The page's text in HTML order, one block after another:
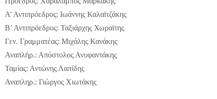
Α’ Αντιπρόεδρος: Ιωάννης Καλαϊτζάκης
Β’ Αντιπρόεδρος: Ταξιάρχης Χωραϊτης
Γεν. Γραμματέας: Μιχάλης Κανάκης
Αναπλήρ.: Απόστολος Ανυφαντάκης
Ταμίας: Αντώνης Λαπίδης
Αναπληρ.: Γιώργος Χιωτάκης